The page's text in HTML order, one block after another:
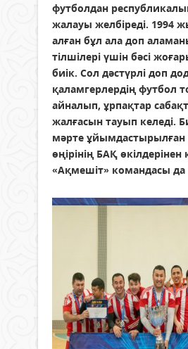
футболдан
жалауы желбіреді. 1994
алған бұл ала доп
тілшілері үшін бәсі
биік. Сол дәстүрлі доп
қаламгерлердің футбол
айналып, ұрпақтар
жалғасын тауып келеді.
мәрте
өңірінің БАҚ өкілдерінен
«Ақмешіт» командасы да